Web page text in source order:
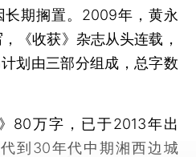
期搁置。2009年，黄永
《收获》杂志从头连载，
划由三部分组成，总字数
万字，已于2013年出
到30年代中期湘西边城